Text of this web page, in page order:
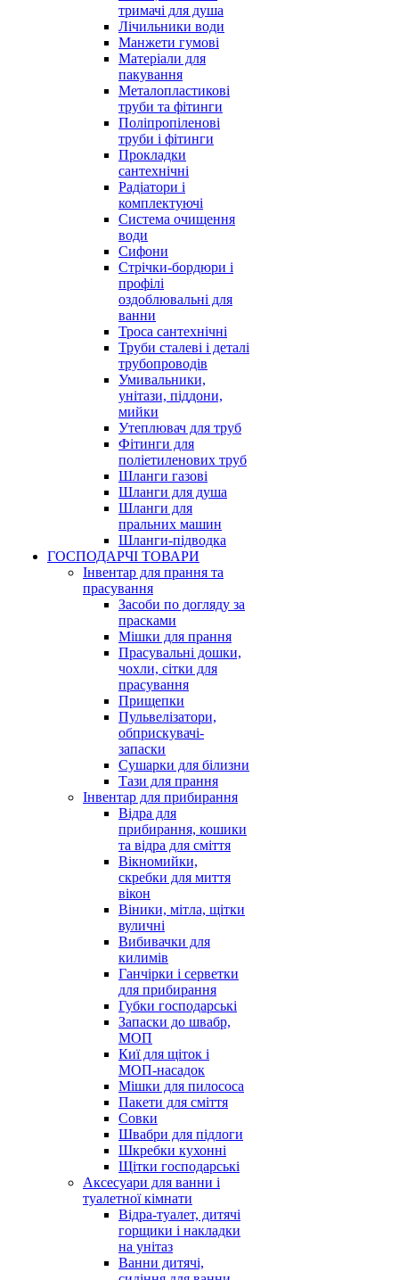
тримачі для душа
Лічильники води
Манжети гумові
Матеріали для
пакування
Металопластикові
труби та фітинги
Поліпропіленові
труби і фітинги
Прокладки
сантехнічні
Радіатори і
комплектуючі
Система очищення
води
Сифони
Стрічки-бордюри і
профілі
оздоблювальні для
ванни
Троса сантехнічні
Труби сталеві і деталі
трубопроводів
Умивальники,
унітази, піддони,
мийки
Утеплювач для труб
Фітинги для
поліетиленових труб
Шланги газові
Шланги для душа
Шланги для
пральних машин
Шланги-підводка
ГОСПОДАРЧІ ТОВАРИ
Інвентар для прання та
прасування
Засоби по догляду за
прасками
Мішки для прання
Прасувальні дошки,
чохли, сітки для
прасування
Прищепки
Пульвелізатори,
обприскувачі-
запаски
Сушарки для білизни
Тази для прання
Інвентар для прибирання
Відра для
прибирання, кошики
та відра для сміття
Вікномийки,
скребки для миття
вікон
Віники, мітла, щітки
вуличні
Вибивачки для
килимів
Ганчірки і серветки
для прибирання
Губки господарські
Запаски до швабр,
МОП
Киї для щіток і
МОП-насадок
Мішки для пилососа
Пакети для сміття
Совки
Швабри для підлоги
Шкребки кухонні
Щітки господарські
Аксесуари для ванни і
туалетної кімнати
Відра-туалет, дитячі
горщики і накладки
на унітаз
Ванни дитячі,